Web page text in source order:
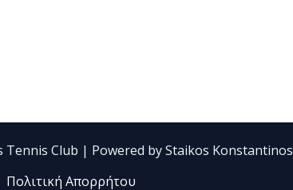
Club | Powered by Staikos Konstantinos
Πολιτική Απορρήτου